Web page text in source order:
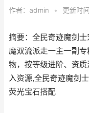
作者： admin • 更新时
摘要：全民奇迹魔剑
魔双流派走一主一副
物，按等级进阶、资
入资源,全民奇迹魔剑
荧光宝石搭配